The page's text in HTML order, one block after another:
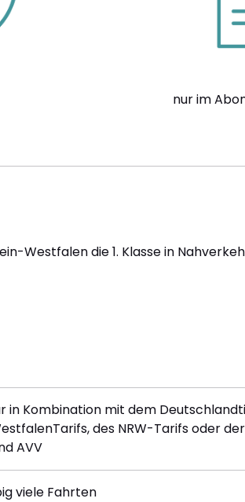
nur im
Westfalen die 1. Klasse in
in Kombination mit dem
des NRW-Tarifs oder
AVV
viele Fahrten